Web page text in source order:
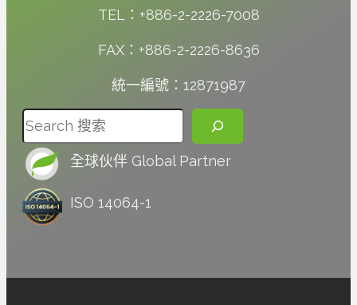
TEL：+886-2-2226-7008
FAX：+886-2-2226-8636
統一編號：12871987
全球伙伴 Global Partner
ISO 14064-1